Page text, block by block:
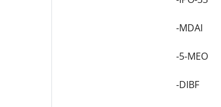
-MDAI
-5-MEO
-DIBF